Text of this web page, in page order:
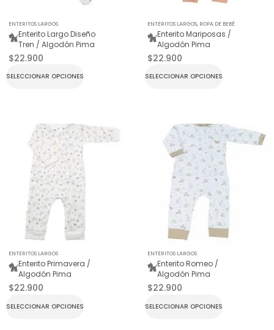
ENTERITOS LARGOS
Enterito Largo Diseño
Tren / Algodón Pima
$22.900
SELECCIONAR OPCIONES
ENTERITOS LARGOS, ROPA DE BEBÉ
Enterito Mariposas /
Algodón Pima
$22.900
SELECCIONAR OPCIONES
ENTERITOS LARGOS
Enterito Primavera /
Algodón Pima
$22.900
SELECCIONAR OPCIONES
ENTERITOS LARGOS
Enterito Romeo /
Algodón Pima
$22.900
SELECCIONAR OPCIONES